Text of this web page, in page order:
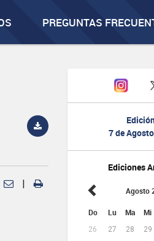
PREGUNTAS
7 de
Ediciones
Agosto
Do Lu Ma Mi
26 27 28 29
|